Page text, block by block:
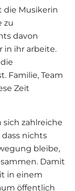
die Musikerin
zu
davon
in ihr arbeite.
Familie, Team
Zeit
zahlreiche
nichts
bleibe,
Damit
in einem
öffentlich